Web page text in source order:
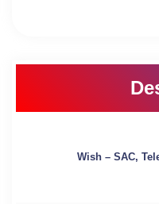
Wish – SAC,